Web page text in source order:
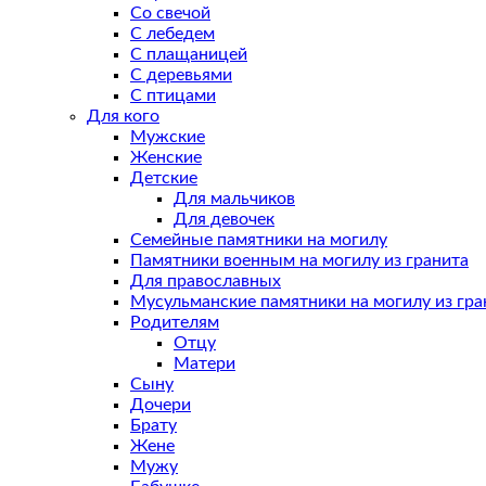
Со свечой
С лебедем
С плащаницей
С деревьями
С птицами
Для кого
Мужские
Женские
Детские
Для мальчиков
Для девочек
Семейные памятники на могилу
Памятники военным на могилу из гранита
Для православных
Мусульманские памятники на могилу из
Родителям
Отцу
Матери
Сыну
Дочери
Брату
Жене
Мужу